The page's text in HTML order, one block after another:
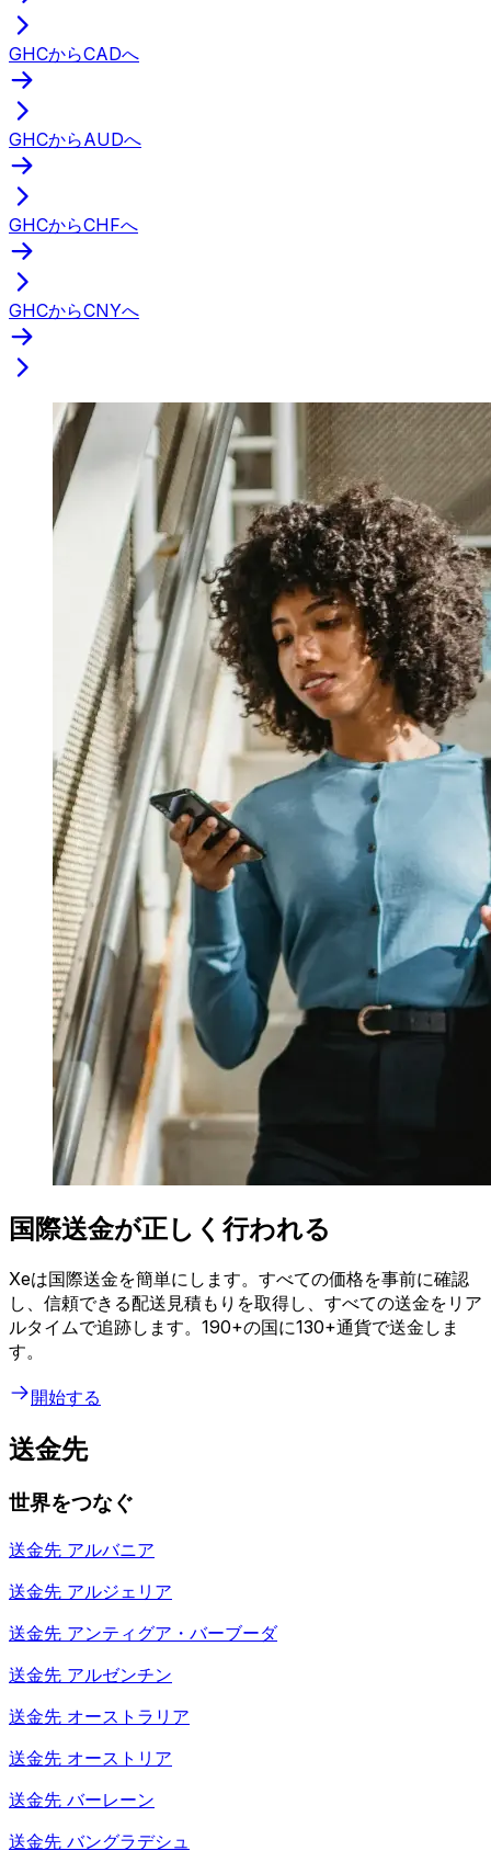
GHCからCADへ
GHCからAUDへ
GHCからCHFへ
GHCからCNYへ
国際送金が正しく行われる
Xeは国際送金を簡単にします。すべての価格を事前に確認
し、信頼できる配送見積もりを取得し、すべての送金をリア
ルタイムで追跡します。190+の国に130+通貨で送金しま
す。
開始する
送金先
世界をつなぐ
送金先 アルバニア
送金先 アルジェリア
送金先 アンティグア・バーブーダ
送金先 アルゼンチン
送金先 オーストラリア
送金先 オーストリア
送金先 バーレーン
送金先 バングラデシュ